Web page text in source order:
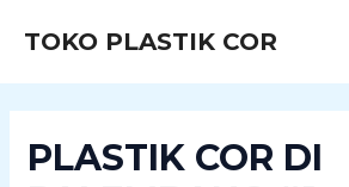
TOKO PLASTIK COR
PLASTIK COR DI
navigation